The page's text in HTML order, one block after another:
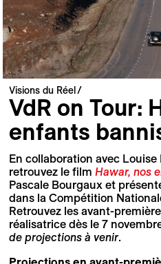
Visions du Réel
VdR on Tour:
enfants
En collaboration avec
retrouvez le film Hawar, nos
Pascale Bourgaux et
dans la Compétition
Retrouvez les avant-
réalisatrice dès le 7
de projections à venir.